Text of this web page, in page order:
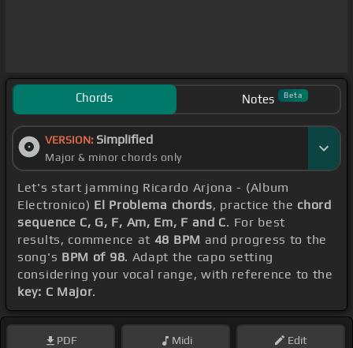
Chords Notes Beta
VERSION: Simplified
Major & minor chords only
Let's start jamming Ricardo Arjona - (Album
Electronico) El Problema chords, practice the chord
sequence C, G, F, Am, Em, F and C. For best
results, commence at 48 BPM and progress to the
song's BPM of 98. Adapt the capo setting
considering your vocal range, with reference to the
key: C Major.
PDF Midi Edit